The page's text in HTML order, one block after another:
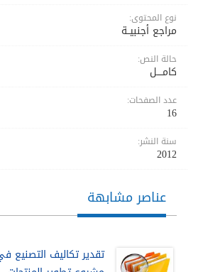
نوع المحتوى:
مراجع أجنبيــة
حالة النص:
كامــــل
عدد الصفحات:
16
سنة النشر:
2012
عناصر مشابهة
تقدير تكاليف التصنيع